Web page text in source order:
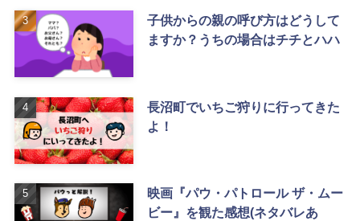
子供からの親の呼び方はどうして
ますか？うちの場合はチチとハハ
長沼町でいちご狩りに行ってきた
よ！
映画『パウ・パトロール ザ・ムー
ビー』を観た感想(ネタバレあ